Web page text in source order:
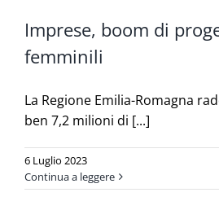
Imprese, boom di
femminili
La Regione Emilia-Romagna
ben 7,2 milioni di [...]
6 Luglio 2023
Continua a leggere